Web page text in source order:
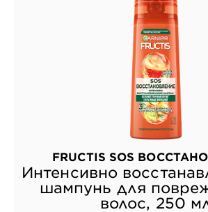
FRUCTIS SOS
Интенсивно
шампунь для
волос, 250